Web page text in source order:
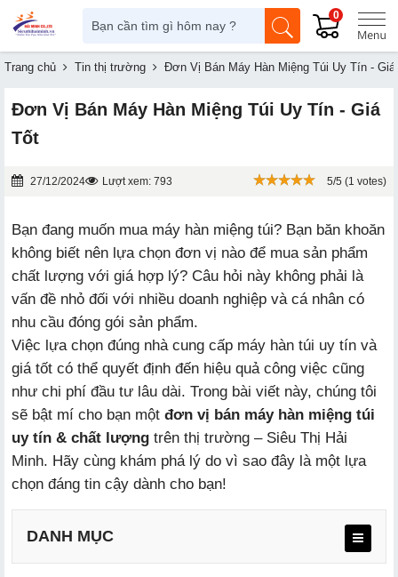
0
Trang chủ Tin thị trường Đơn Vị Bán Máy Hàn Miệng Túi Uy Tín - Giá
Đơn Vị Bán Máy Hàn Miệng Túi Uy Tín - Giá
Tốt
27/12/2024 Lượt xem: 793 5/5 (1 votes)
Bạn đang muốn mua máy hàn miệng túi? Bạn băn khoăn
không biết nên lựa chọn đơn vị nào để mua sản phẩm
chất lượng với giá hợp lý? Câu hỏi này không phải là
vấn đề nhỏ đối với nhiều doanh nghiệp và cá nhân có
nhu cầu đóng gói sản phẩm.
Việc lựa chọn đúng nhà cung cấp máy hàn túi uy tín và
giá tốt có thể quyết định đến hiệu quả công việc cũng
như chi phí đầu tư lâu dài. Trong bài viết này, chúng tôi
sẽ bật mí cho bạn một đơn vị bán máy hàn miệng túi
uy tín & chất lượng trên thị trường – Siêu Thị Hải
Minh. Hãy cùng khám phá lý do vì sao đây là một lựa
chọn đáng tin cậy dành cho bạn!
DANH MỤC